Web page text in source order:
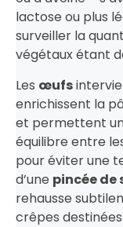
lactose ou plus
surveiller la
végétaux étant
Les œufs
enrichissent la
et permettent
équilibre entre
pour éviter une
d’une pincée de
rehausse
crêpes